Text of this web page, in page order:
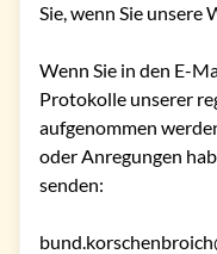
Sie, wenn Sie unsere
Wenn Sie in den E-
Protokolle unserer
aufgenommen
oder Anregungen
senden: